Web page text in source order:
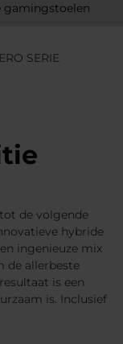
gamingstoelen
en comfort
SERIE
de volgende
hybride
ingenieuze mix
de allerbeste
is een
is. Inclusief